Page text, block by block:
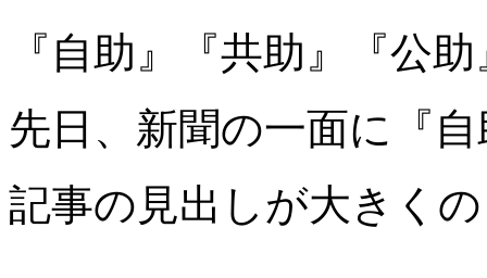
『自助』『共助』『公助
先日、新聞の一面に『
記事の見出しが大きく